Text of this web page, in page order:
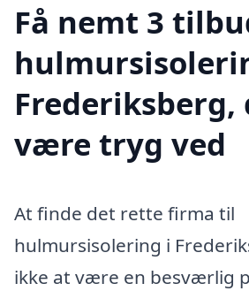
Få nemt 3
Frederiksberg,
være tryg ved
At finde det rette firma til
hulmursisolering i
ikke at være en besværlig